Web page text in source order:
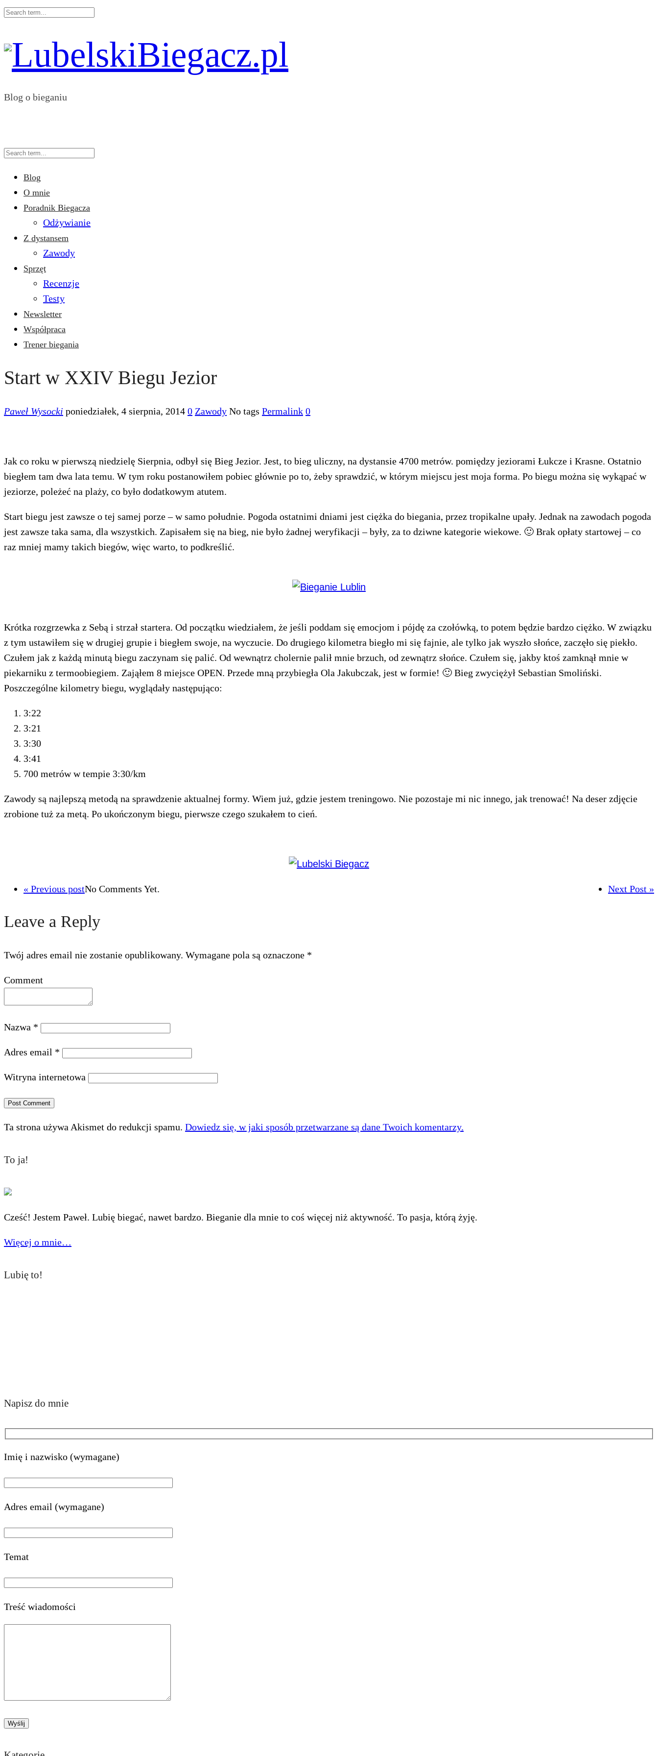
Blog o bieganiu
Blog
O mnie
Poradnik Biegacza
Odżywianie
Z dystansem
Zawody
Sprzęt
Recenzje
Testy
Newsletter
Współpraca
Trener biegania
Start w XXIV Biegu Jezior
Paweł Wysocki poniedziałek, 4 sierpnia, 2014 0 Zawody No tags Permalink 0
Jak co roku w pierwszą niedzielę Sierpnia, odbył się Bieg Jezior. Jest, to bieg uliczny, na dystansie 4700 metrów. pomiędzy jeziorami Łukcze i Krasne. Ostatnio
biegłem tam dwa lata temu. W tym roku postanowiłem pobiec głównie po to, żeby sprawdzić, w którym miejscu jest moja forma. Po biegu można się wykąpać w
jeziorze, poleżeć na plaży, co było dodatkowym atutem.
Start biegu jest zawsze o tej samej porze – w samo południe. Pogoda ostatnimi dniami jest ciężka do biegania, przez tropikalne upały. Jednak na zawodach pogoda
jest zawsze taka sama, dla wszystkich. Zapisałem się na bieg, nie było żadnej weryfikacji – były, za to dziwne kategorie wiekowe. 🙂 Brak opłaty startowej – co
raz mniej mamy takich biegów, więc warto, to podkreślić.
Krótka rozgrzewka z Sebą i strzał startera. Od początku wiedziałem, że jeśli poddam się emocjom i pójdę za czołówką, to potem będzie bardzo ciężko. W związku
z tym ustawiłem się w drugiej grupie i biegłem swoje, na wyczucie. Do drugiego kilometra biegło mi się fajnie, ale tylko jak wyszło słońce, zaczęło się piekło.
Czułem jak z każdą minutą biegu zaczynam się palić. Od wewnątrz cholernie palił mnie brzuch, od zewnątrz słońce. Czułem się, jakby ktoś zamknął mnie w
piekarniku z termoobiegiem. Zająłem 8 miejsce OPEN. Przede mną przybiegła Ola Jakubczak, jest w formie! 🙂 Bieg zwyciężył Sebastian Smoliński.
Poszczególne kilometry biegu, wyglądały następująco:
3:22
3:21
3:30
3:41
700 metrów w tempie 3:30/km
Zawody są najlepszą metodą na sprawdzenie aktualnej formy. Wiem już, gdzie jestem treningowo. Nie pozostaje mi nic innego, jak trenować! Na deser zdjęcie
zrobione tuż za metą. Po ukończonym biegu, pierwsze czego szukałem to cień.
« Previous post Next Post »
No Comments Yet.
Leave a Reply
Twój adres email nie zostanie opublikowany. Wymagane pola są oznaczone *
Comment
Nazwa *
Adres email *
Witryna internetowa
Ta strona używa Akismet do redukcji spamu. Dowiedz się, w jaki sposób przetwarzane są dane Twoich komentarzy.
To ja!
Cześć! Jestem Paweł. Lubię biegać, nawet bardzo. Bieganie dla mnie to coś więcej niż aktywność. To pasja, którą żyję.
Więcej o mnie…
Lubię to!
Napisz do mnie
Imię i nazwisko (wymagane)
Adres email (wymagane)
Temat
Treść wiadomości